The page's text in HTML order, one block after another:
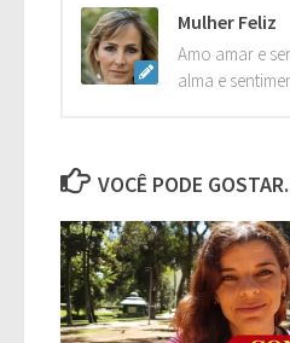
Mulher Feliz
Amo amar e
alma e
VOCÊ PODE